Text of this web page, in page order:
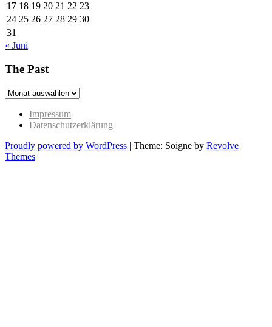
17 18 19 20 21 22 23
24 25 26 27 28 29 30
31
« Juni
The Past
The
Impressum
Datenschutzerklärung
Proudly powered by WordPress | Theme: Soigne by Revolve
Themes